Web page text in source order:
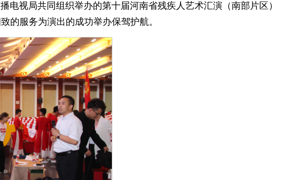
视局共同组织举办的第十届河南省残疾人艺术汇演（南部片区）
的服务为演出的成功举办保驾护航。